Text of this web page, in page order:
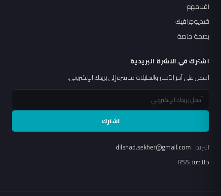
اقلامهم
فيديوجرافيك
بصمة خاصة
اشترك في النشرة البريدية
احصل على آخر الأخبار والتحليلات مباشرة إلى بريدك الإلكتروني.
اشترك
البريد:
خلاصة RSS